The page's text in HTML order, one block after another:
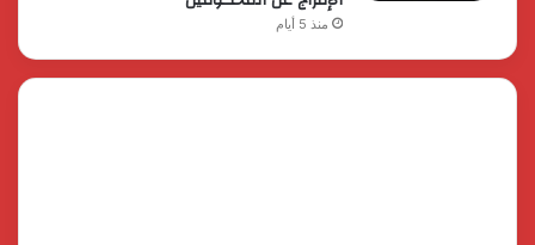
منذ 5 أيام